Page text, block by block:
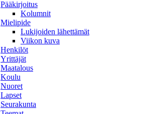
Pääkirjoitus
Kolumnit
Mielipide
Lukijoiden lähettämät
Viikon kuva
Henkilöt
Yrittäjät
Maatalous
Koulu
Nuoret
Lapset
Seurakunta